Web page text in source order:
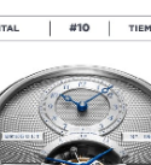
DETIENE
2023